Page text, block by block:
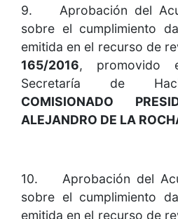
9. Aprobación del
sobre el cumplimiento
emitida en el recurso de
165/2016, promovido
Secretaría de
COMISIONADO
ALEJANDRO DE LA
10. Aprobación del
sobre el cumplimiento
emitida en el recurso de